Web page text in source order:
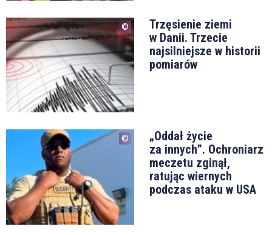
Trzęsienie ziemi
w Danii. Trzecie
najsilniejsze w historii
pomiarów
„Oddał życie
za innych”. Ochroniarz
meczetu zginął,
ratując wiernych
podczas ataku w USA